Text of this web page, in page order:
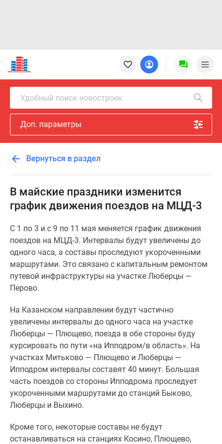
Новостройки
Квартиры
Ипотека
Новостройки
Москвы
Новостройки
Подмосковья
Новостройки
Москвы
Готовые
новостройки
Новостройки
Специальные
предложения
Коммерческие
помещения
Продавцы
застройщики
новостроек
Видеообзор
новостроек
Экспертиза
новостроек
Москвы
Подмосковья
Студии
Удобный поиск новостроек
Доп. параметры
Вернуться в раздел
В майские праздники изменится
график движения поездов на МЦД-3
С 1 по 3 и с 9 по 11 мая меняется график движения
поездов на МЦД-3. Интервалы будут увеличены до
одного часа, а составы проследуют укороченными
маршрутами. Это связано с капитальным ремонтом
путевой инфраструктуры на участке Люберцы —
Перово.
На Казанском направлении будут частично
увеличены интервалы до одного часа на участке
Люберцы — Плющево, поезда в обе стороны буду
курсировать по пути «на Ипподром/в область». На
участках Митьково — Плющево и Люберцы —
Ипподром интервалы составят 40 минут. Большая
часть поездов со стороны Ипподрома проследует
укороченными маршрутами до станций Быково,
Люберцы и Выхино.
Кроме того, некоторые составы не будут
останавливаться на станциях Косино, Плющево,